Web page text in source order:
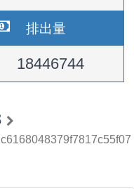
排出量
18446744